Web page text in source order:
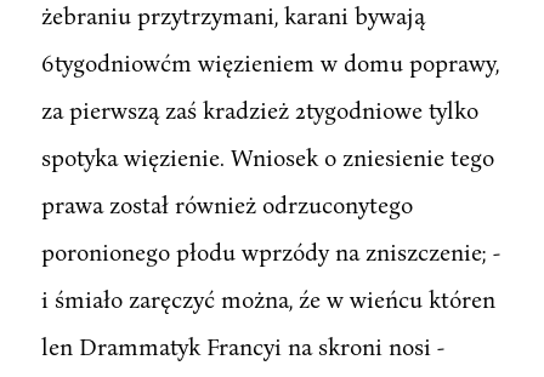
żebraniu przytrzymani, karani bywają
6tygodniowćm więzieniem w domu poprawy,
za pierwszą zaś kradzież 2tygodniowe tylko
spotyka więzienie. Wniosek o zniesienie tego
prawa został również odrzuconytego
poronionego płodu wprzódy na zniszczenie; -
i śmiało zaręczyć można, źe w wieńcu któren
len Drammatyk Francyi na skroni nosi -